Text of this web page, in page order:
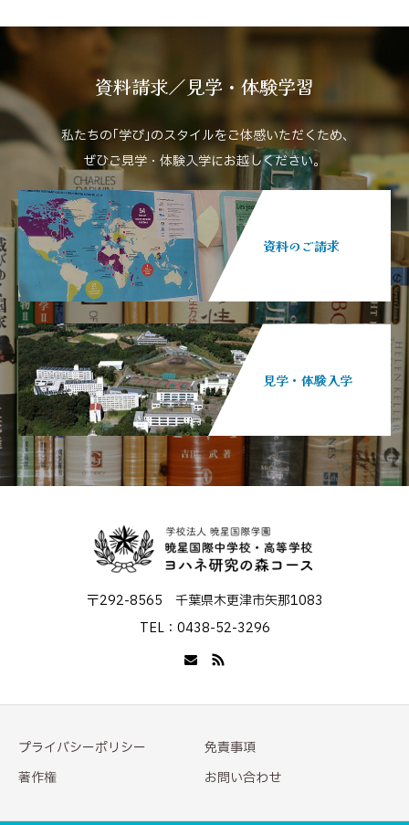
資料請求／見学・体験学習
私たちの｢学び｣のスタイルをご体感いただくため､
ぜひご見学・体験入学にお越しください。
資料のご請求
見学・体験入学
〒292-8565 千葉県木更津市矢那1083
TEL：0438-52-3296
プライバシーポリシー
免責事項
著作権
お問い合わせ